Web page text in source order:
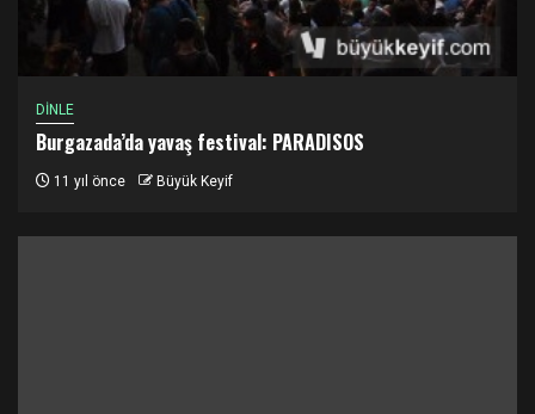
DİNLE
Burgazada’da yavaş festival: PARADISOS
11 yıl önce Büyük Keyif